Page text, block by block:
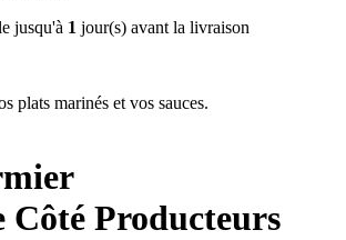
jusqu'à 1 jour(s) avant la livraison
plats marinés et vos sauces.
Côté Producteurs